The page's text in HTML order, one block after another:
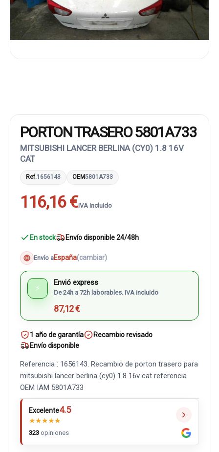
PORTON TRASERO 5801A733
MITSUBISHI LANCER BERLINA (CY0) 1.8 16V
CAT
Ref.1656143 OEM5801A733
116,16 €IVA incluido
En stock Envío disponible 24/48h
Envío aEspaña(cambiar)
⚡
Envió express
De 24h a 72h laborables. IVA incluido
87,12 €
1 año de garantía
Recambio revisado
Envío disponible
Referencia : 1656143. Recambio de porton trasero para
mitsubishi lancer berlina (cy0) 1.8 16v cat referencia
OEM IAM 5801A733
Excelente4.5
★★★★★
323 opiniones